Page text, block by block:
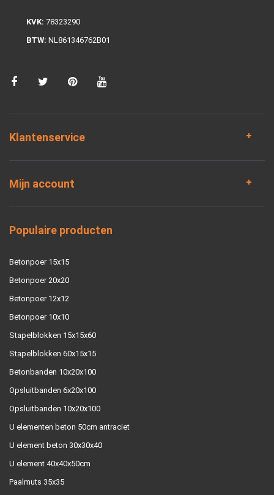
KVK: 78323290
BTW: NL861346762B01
Klantenservice
Mijn account
Populaire producten
Betonpoer 15x15
Betonpoer 20x20
Betonpoer 12x12
Betonpoer 10x10
Stapelblokken 15x15x60
Stapelblokken 60x15x15
Betonbanden 10x20x100
Opsluitbanden 6x20x100
Opsluitbanden 10x20x100
U elementen beton 50cm antraciet
U element beton 30x30x40
U element 40x40x50cm
Paalmuts 35x35